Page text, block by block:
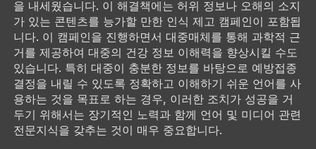
을 내세웠습니다. 이 해결책에는 허위 정보나 오해의 소지
가 있는 콘텐츠를 능가할 만한 인식 제고 캠페인이 포함됩
니다. 이 캠페인을 진행하면서 대중매체를 통해 과학적 근
거를 제공하여 대중의 건강 정보 이해력을 향상시킬 수도
있습니다. 특히 대중이 충분한 정보를 바탕으로 예방접종
결정을 내릴 수 있도록 정확하고 이해하기 쉬운 언어를 사
용하는 것을 목표로 하는 경우, 이러한 조치가 성공을 거
두기 위해서는 장기적인 노력과 함께 언어 및 미디어 관련
전문지식을 갖추는 것이 매우 중요합니다.